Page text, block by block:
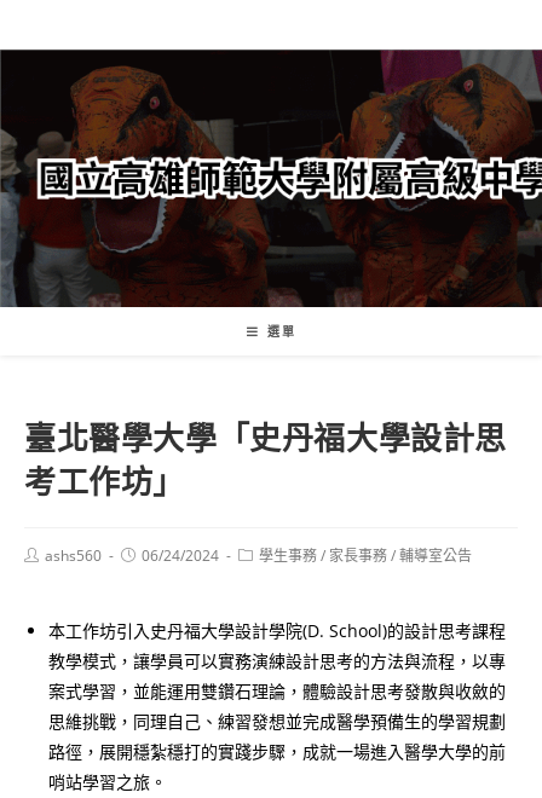
轉
要
內
容
選單
臺北醫學大學「史丹福大學設計思
考工作坊」
Postashs560
Post06/24/2024
Post學生事務/ 家長事務/輔導室公告
本工作坊引入史丹福大學設計學院(D. School)的設計思考課程
教學模式，讓學員可以實務演練設計思考的方法與流程，以專
案式學習，並能運用雙鑽石理論，體驗設計思考發散與收斂的
思維挑戰，同理自己、練習發想並完成醫學預備生的學習規劃
路徑，展開穩紮穩打的實踐步驟，成就一場進入醫學大學的前
哨站學習之旅。